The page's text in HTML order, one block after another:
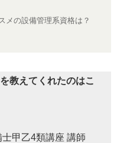
メの設備管理系資格は？
教えてくれたのはこ
甲乙4類講座 講師